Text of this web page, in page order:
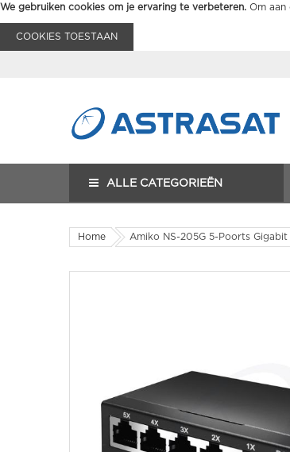
We gebruiken cookies om je ervaring te verbeteren. Om aan
COOKIES TOESTAAN
ALLE CATEGORIEËN
Home Amiko NS-205G 5-Poorts